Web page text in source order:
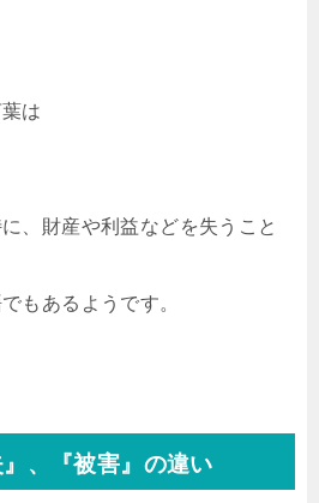
は
、財産や利益などを失うこと
もあるようです。
』、『被害』の違い